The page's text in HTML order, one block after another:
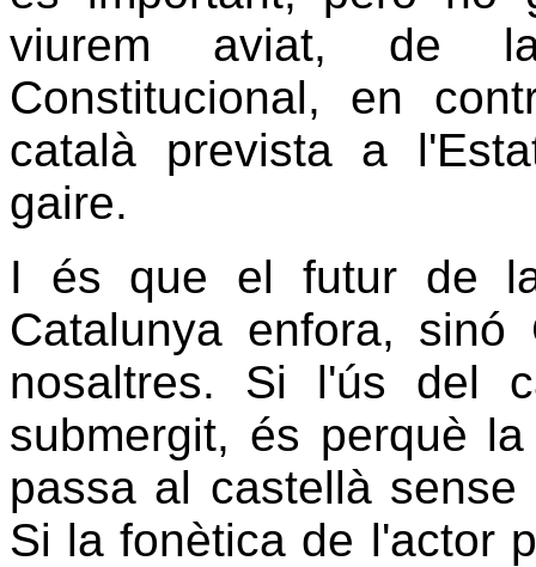
viurem aviat, de
Constitucional, en
català prevista a
gaire.
I és que el futur de
Catalunya enfora,
nosaltres. Si l'ús del
submergit, és perquè
passa al castellà
Si la fonètica de l'actor